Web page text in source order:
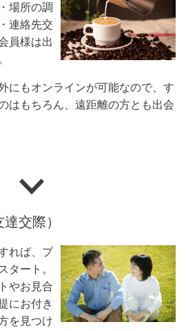
場所の調
連絡先交
員様は出
にもオンラインが可能なので、す
はもちろん、遠距離の方とも出会
交際）
れば、プ
タート。
やお見合
にお付き
を見つけ